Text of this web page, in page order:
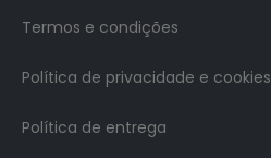
Termos e condições
Política de privacidade e cookies
Política de entrega